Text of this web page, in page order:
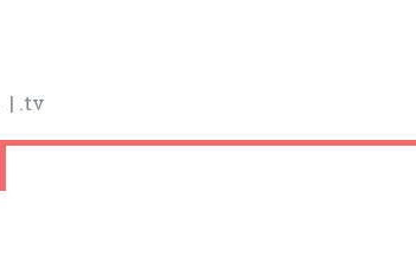
| .tv